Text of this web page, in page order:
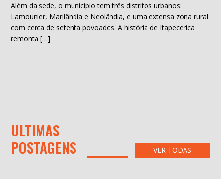
Além da sede, o município tem três distritos urbanos:
Lamounier, Marilândia e Neolândia, e uma extensa zona rural
com cerca de setenta povoados. A história de Itapecerica
remonta […]
ULTIMAS
POSTAGENS
VER TODAS